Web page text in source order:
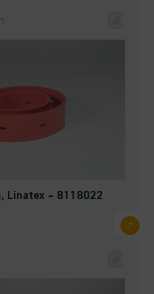
Linatex – 8118022